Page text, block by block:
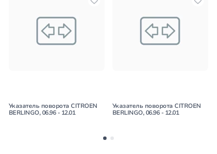
Указатель поворота CITROEN
BERLINGO, 06.96 - 12.01
Указатель поворота CITROEN
BERLINGO, 06.96 - 12.01